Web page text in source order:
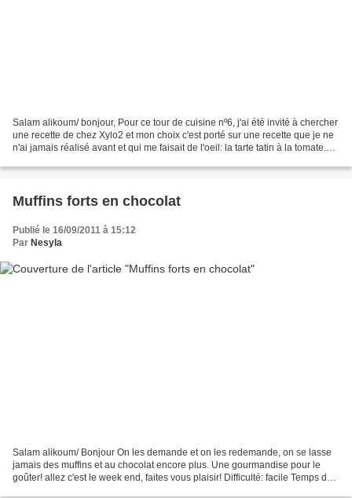
Salam alikoum/ bonjour, Pour ce tour de cuisine nº6, j'ai été invité à chercher
une recette de chez Xylo2 et mon choix c'est porté sur une recette que je ne
n'ai jamais réalisé avant et qui me faisait de l'oeil: la tarte tatin à la tomate.
Muffins forts en chocolat
Publié le 16/09/2011 à 15:12
Par Nesyla
Salam alikoum/ Bonjour On les demande et on les redemande, on se lasse
jamais des muffins et au chocolat encore plus. Une gourmandise pour le
goûter! allez c'est le week end, faites vous plaisir! Difficulté: facile Temps de